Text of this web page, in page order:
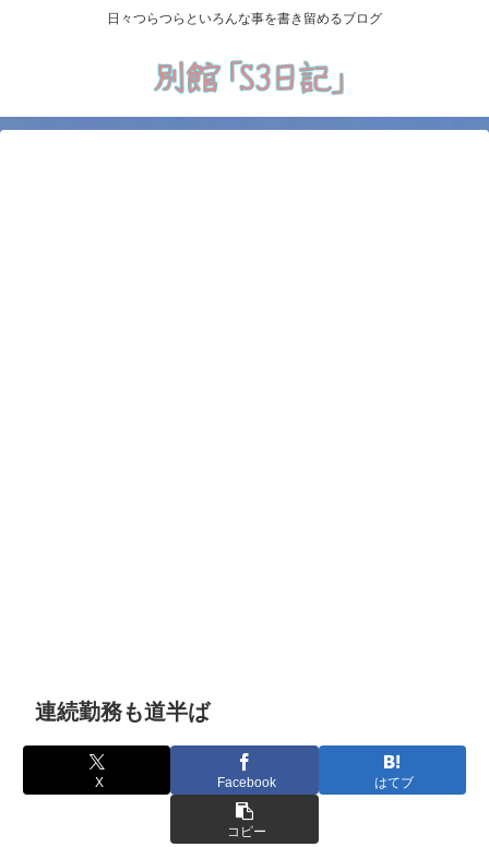
日々つらつらといろんな事を書き留めるブログ
連続勤務も道半ば
X Facebook はてブ
コピー